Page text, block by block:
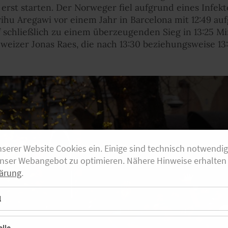
starten. Der Norweger fiel aufgrund eines
Aregawi vor einem Jahr in Barcelona mit 12:49
zu einem überzeugenden Sieg in 13:25
Jonas Raes, die nach 13:30 beziehungsweise
Website Cookies ein. Einige sind technisch
Webangebot zu optimieren. Nähere Hinweise
.